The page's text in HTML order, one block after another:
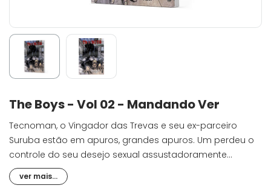
The Boys - Vol 02 - Mandando Ver
Tecnoman, o Vingador das Trevas e seu ex-parceiro
Suruba estão em apuros, grandes apuros. Um perdeu o
controle do seu desejo sexual assustadoramente
hiperativo, e o outro talvez seja um assassino. Agora,
Hughie e Carniceiro precisam descobrir qual é um e qual
ver mais...